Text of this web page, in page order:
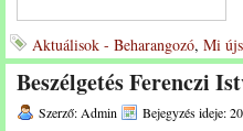
Aktuálisok - Beharangozó, Mi
Beszélgetés Ferenczi
Szerző: Admin Bejegyzés ideje: